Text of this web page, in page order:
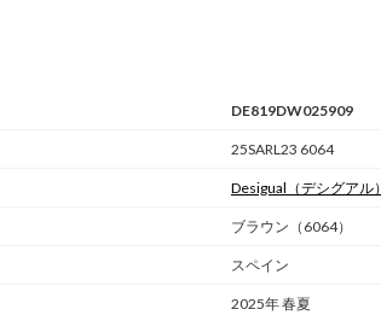
DE819DW025909
25SARL23 6064
Desigual （デシグアル）
ブラウン（6064）
スペイン
2025年 春夏